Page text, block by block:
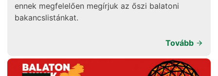
ennek megfelelően megírjuk az őszi balatoni
bakancslistánkat.
Tovább